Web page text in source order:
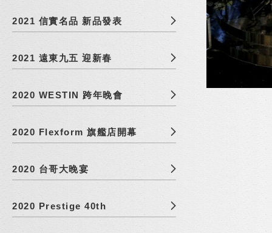
2021 信實名品 新品發表
2021 遠東九五 迎新春
2020 WESTIN 跨年晚會
2020 Flexform 旗艦店開幕
2020 台哥大晚宴
2020 Prestige 40th